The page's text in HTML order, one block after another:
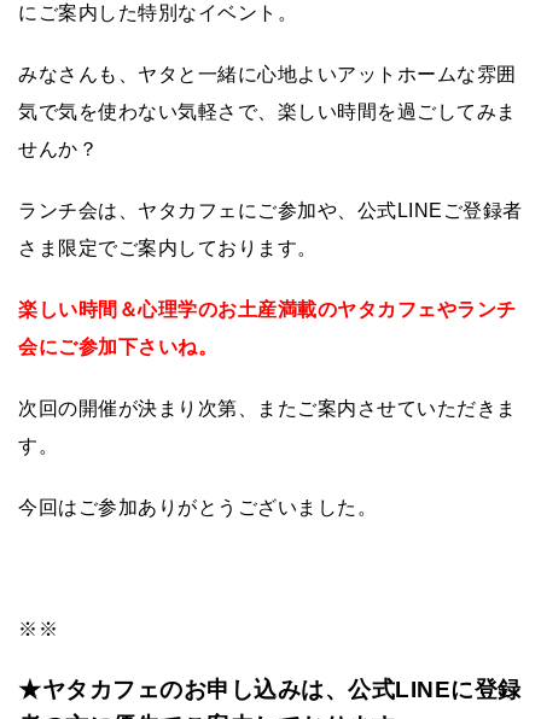
にご案内した特別なイベント。
みなさんも、ヤタと一緒に心地よいアットホームな雰囲
気で気を使わない気軽さで、楽しい時間を過ごしてみま
せんか？
ランチ会は、ヤタカフェにご参加や、公式LINEご登録者
さま限定でご案内しております。
楽しい時間＆心理学のお土産満載のヤタカフェやランチ
会にご参加下さいね。
次回の開催が決まり次第、またご案内させていただきま
す。
今回はご参加ありがとうございました。
※※
★ヤタカフェのお申し込みは、公式LINEに登録